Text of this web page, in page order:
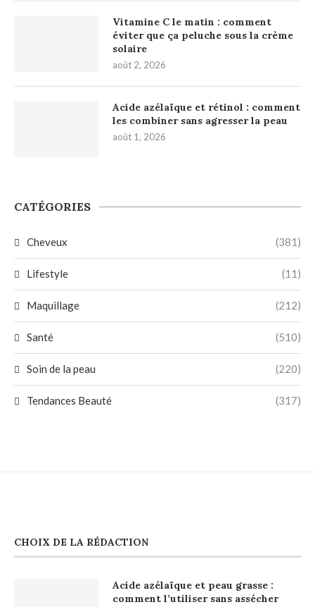
Vitamine C le matin : comment
éviter que ça peluche sous la crème
solaire
août 2, 2026
Acide azélaïque et rétinol : comment
les combiner sans agresser la peau
août 1, 2026
CATÉGORIES
Cheveux (381)
Lifestyle (11)
Maquillage (212)
Santé (510)
Soin de la peau (220)
Tendances Beauté (317)
CHOIX DE LA RÉDACTION
Acide azélaïque et peau grasse :
comment l’utiliser sans assécher